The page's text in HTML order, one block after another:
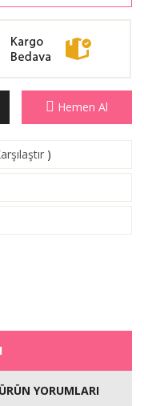
Hemen Al
)
ÜRÜN YORUMLARI